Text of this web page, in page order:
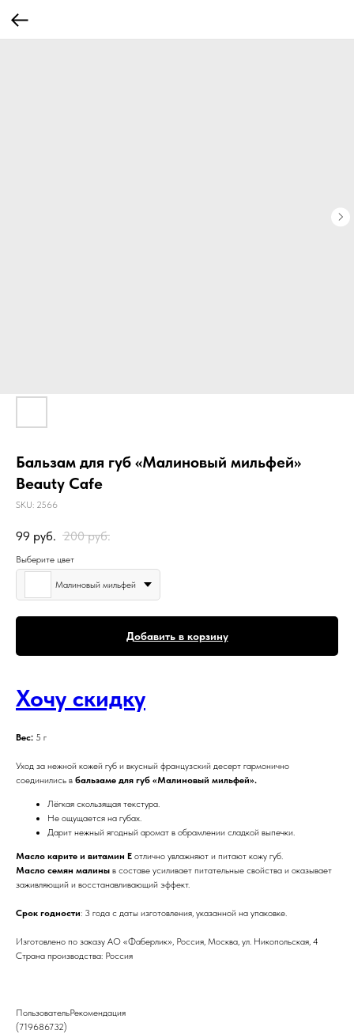
Бальзам для губ «Малиновый мильфей»
Beauty Cafe
SKU: 2566
99 руб. 200 руб.
Выберите цвет
Малиновый мильфей
Добавить в корзину
Хочу скидку
Вес: 5 г
Уход за нежной кожей губ и вкусный французский десерт гармонично
соединились в бальзаме для губ «Малиновый мильфей».
Лёгкая скользящая текстура.
Не ощущается на губах.
Дарит нежный ягодный аромат в обрамлении сладкой выпечки.
Масло карите и витамин Е отлично увлажняют и питают кожу губ.
Масло семян малины в составе усиливает питательные свойства и оказывает
заживляющий и восстанавливающий эффект.
Срок годности: 3 года с даты изготовления, указанной на упаковке.
Изготовлено по заказу АО «Фаберлик», Россия, Москва, ул. Никопольская, 4
Страна производства: Россия
ПользовательРекомендация
(719686732)